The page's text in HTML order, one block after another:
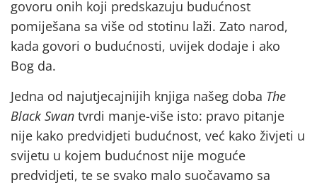
govoru onih koji predskazuju budućnost
pomiješana sa više od stotinu laži. Zato narod,
kada govori o budućnosti, uvijek dodaje i ako
Bog da.
Jedna od najutjecajnijih knjiga našeg doba The
Black Swan tvrdi manje-više isto: pravo pitanje
nije kako predvidjeti budućnost, već kako živjeti u
svijetu u kojem budućnost nije moguće
predvidjeti, te se svako malo suočavamo sa